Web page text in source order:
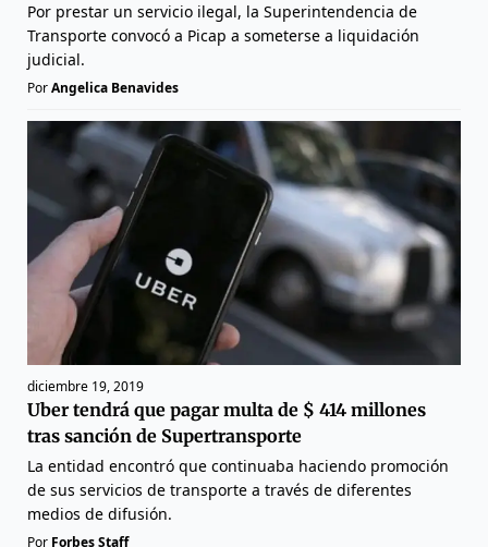
Por prestar un servicio ilegal, la Superintendencia de
Transporte convocó a Picap a someterse a liquidación
judicial.
PorAngelica Benavides
diciembre 19, 2019
Uber tendrá que pagar multa de $ 414 millones
tras sanción de Supertransporte
La entidad encontró que continuaba haciendo promoción
de sus servicios de transporte a través de diferentes
medios de difusión.
Por Forbes Staff